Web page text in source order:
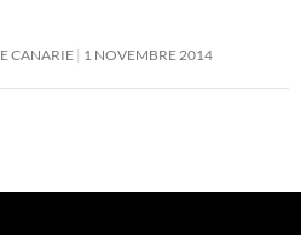
CANARIE 1 NOVEMBRE 2014